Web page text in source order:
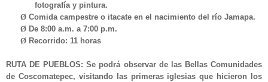
fotografía y pintura.
Ø Comida campestre o itacate en el nacimiento del río Jamapa.
Ø De 8:00 a.m. a 7:00 p.m.
Ø Recorrido: 11 horas
RUTA DE PUEBLOS:Se podrá observar de las Bellas Comunidades
de Coscomatepec, visitando las primeras iglesias que hicieron los